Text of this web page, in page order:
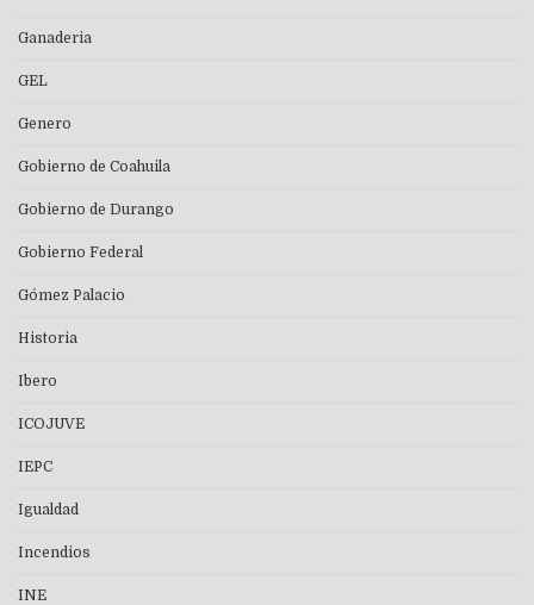
Ganaderia
GEL
Genero
Gobierno de Coahuila
Gobierno de Durango
Gobierno Federal
Gómez Palacio
Historia
Ibero
ICOJUVE
IEPC
Igualdad
Incendios
INE